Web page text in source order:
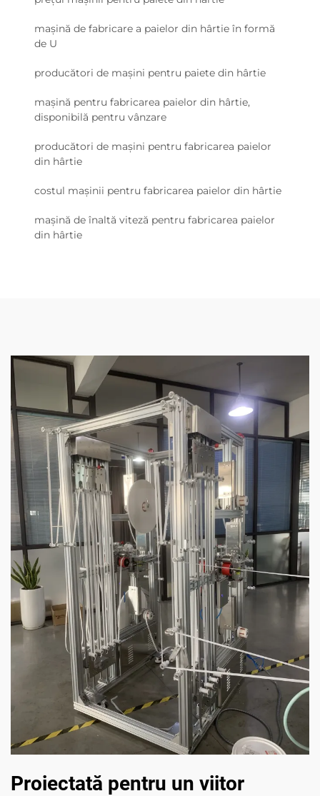
mașină de fabricare a paielor din hârtie în formă
de U
producători de mașini pentru paiete din hârtie
mașină pentru fabricarea paielor din hârtie,
disponibilă pentru vânzare
producători de mașini pentru fabricarea paielor
din hârtie
costul mașinii pentru fabricarea paielor din hârtie
mașină de înaltă viteză pentru fabricarea paielor
din hârtie
Proiectată pentru un viitor